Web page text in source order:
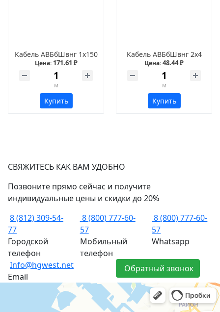
Кабель АВБбШвнг 1х150
Цена: 171.61 ₽
м
Купить
Кабель АВБбШвнг 2х4
Цена:48.44 ₽
м
Купить
СВЯЖИТЕСЬ КАК ВАМ УДОБНО
Позвоните прямо сейчас и получите
индивидуальные цены и скидки до 20%
8 (812) 309-54-
77
Городской
телефон
8 (800) 777-60-
57
Мобильный
телефон
8 (800) 777-60-
57
Whatsapp
Info@hgwest.net
Email
Обратный звонок